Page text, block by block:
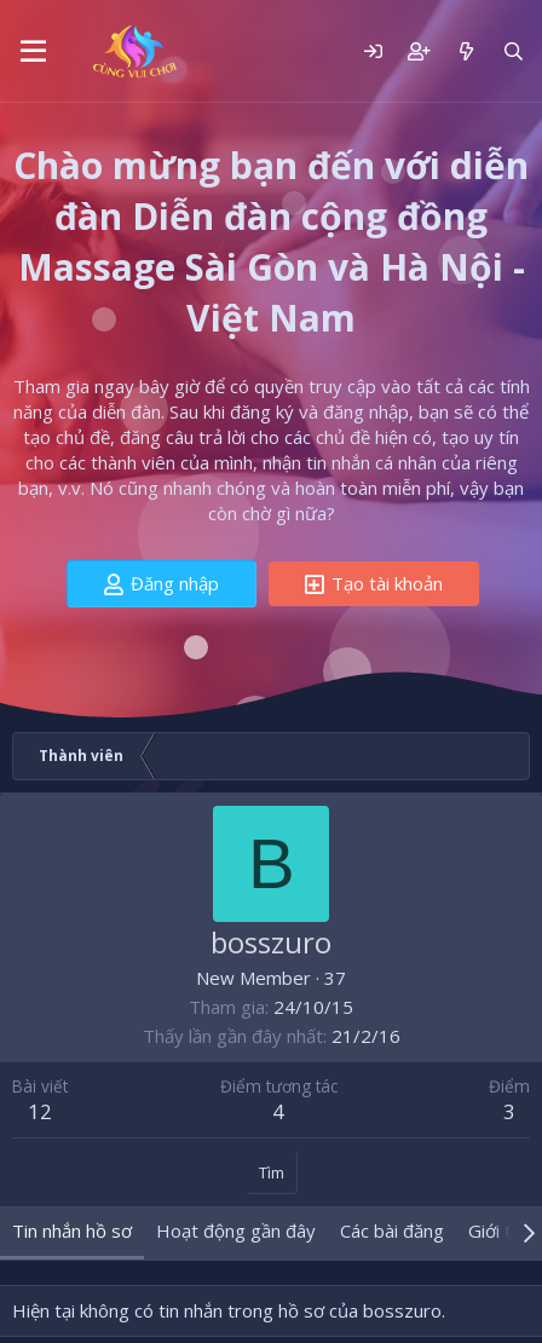
Chào mừng bạn đến với diễn
đàn Diễn đàn cộng đồng
Massage Sài Gòn và Hà Nội -
Việt Nam
Tham gia ngay bây giờ để có quyền truy cập vào tất cả các tính
năng của diễn đàn. Sau khi đăng ký và đăng nhập, bạn sẽ có thể
tạo chủ đề, đăng câu trả lời cho các chủ đề hiện có, tạo uy tín
cho các thành viên của mình, nhận tin nhắn cá nhân của riêng
bạn, v.v. Nó cũng nhanh chóng và hoàn toàn miễn phí, vậy bạn
còn chờ gì nữa?
Đăng nhập Tạo tài khoản
Thành viên
B
bosszuro
New Member · 37
Tham gia 24/10/15
Thấy lần gần đây nhất 21/2/16
Bài viết
12
Điểm tương tác
4
Điểm
3
Tìm
Tin nhắn hồ sơ Hoạt động gần đây Các bài đăng Giới
Hiện tại không có tin nhắn trong hồ sơ của bosszuro.